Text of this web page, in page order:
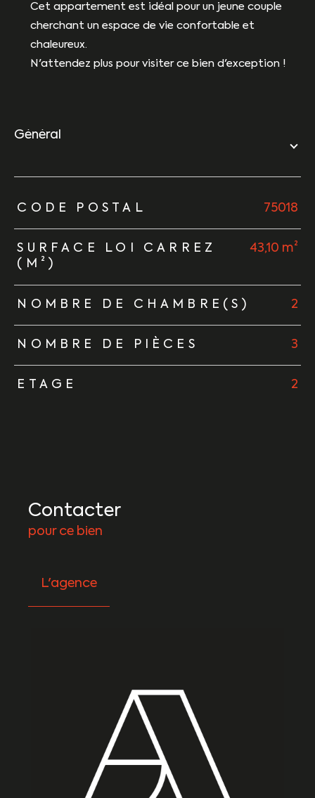
Cet appartement est idéal pour un jeune couple
cherchant un espace de vie confortable et
chaleureux.
N'attendez plus pour visiter ce bien d'exception !
général
TRAD_ZEPHYR_Caracteristique TRAD_ZEPHYR_Valeurs
CODE POSTAL 75018
SURFACE LOI CARREZ
(M²)
43,10 m²
NOMBRE DE CHAMBRE(S) 2
NOMBRE DE PIÈCES 3
ETAGE 2
Contacter
pour ce bien
L'agence